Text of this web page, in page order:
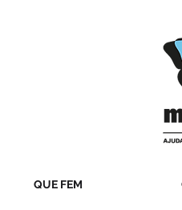
QUE FEM